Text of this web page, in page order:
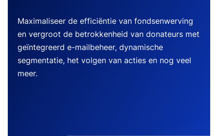
Maximaliseer de efficiëntie van fondsenwerving
en vergroot de betrokkenheid van donateurs met
geïntegreerd e-mailbeheer, dynamische
segmentatie, het volgen van acties en nog veel
meer.